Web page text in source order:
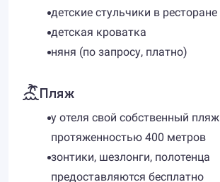
детские стульчики в ресторане
детская кроватка
няня (по запросу, платно)
Пляж
у отеля свой собственный пляж
протяженностью 400 метров
зонтики, шезлонги, полотенца
предоставляются бесплатно